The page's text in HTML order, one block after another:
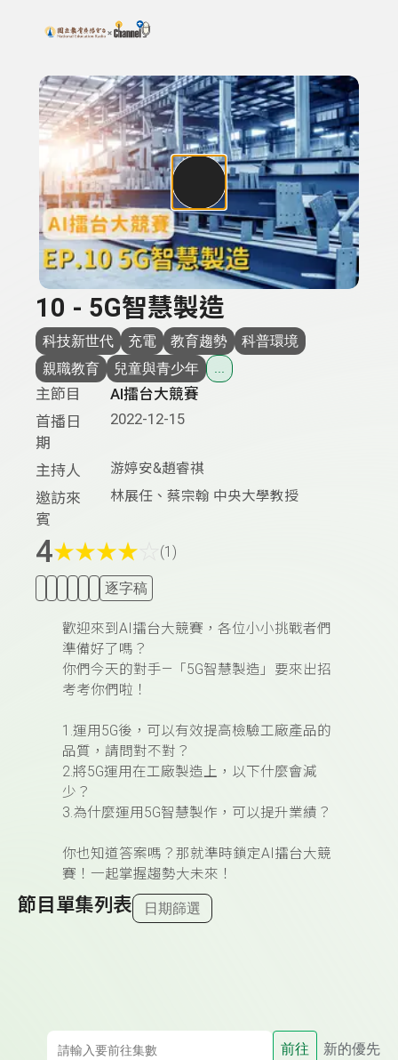
上方功能區塊
搜尋關鍵字：可輸入節目名稱、主持人或關鍵字
10 - 5G智慧製造
科技新世代 充電 教育趨勢
科普環境
親職教育
兒童與青少年 ...
主節目
AI擂台大競賽
首播日
期
2022-12-15
主持人 游婷安&趙睿祺
邀訪來
賓
林展任、蔡宗翰 中央大學教授
4★★★★ (1)
逐字稿
歡迎來到AI擂台大競賽，各位小小挑戰者們
準備好了嗎？
你們今天的對手—「 5G智慧製造 」要來出招
考考你們啦！
1.運用5G後，可以有效提高檢驗工廠產品的
品質，請問對不對？
2.將5G運用在工廠製造上，以下什麼會減
少？
3.為什麼運用5G智慧製作，可以提升業績？
你也知道答案嗎？那就準時鎖定AI擂台大競
賽！一起掌握趨勢大未來！
節目單集列表 日期篩選
前往 新的優先